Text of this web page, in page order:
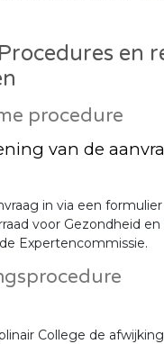
en
procedure
van de
in via een
voor Gezondheid
Expertencommissie.
College de